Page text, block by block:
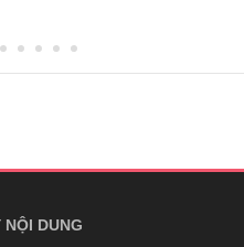
DUNG